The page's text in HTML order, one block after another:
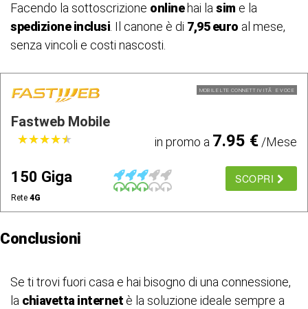
Facendo la sottoscrizione onlinehai la sim e la
spedizione inclusi . Il canone è di 7,95 euro al mese,
senza vincoli e costi nascosti.
MOBILE LTE CONNETTIVITÃ E VOCE
Fastweb Mobile
★★★★★
★★★★★ in promo a 7.95 €/Mese
150 Giga
Rete 4G
SCOPRI
Conclusioni
Se ti trovi fuori casa e hai bisogno di una connessione,
la chiavetta internet è la soluzione ideale sempre a